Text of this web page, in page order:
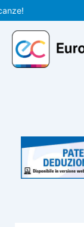
Vai
al
contenuto